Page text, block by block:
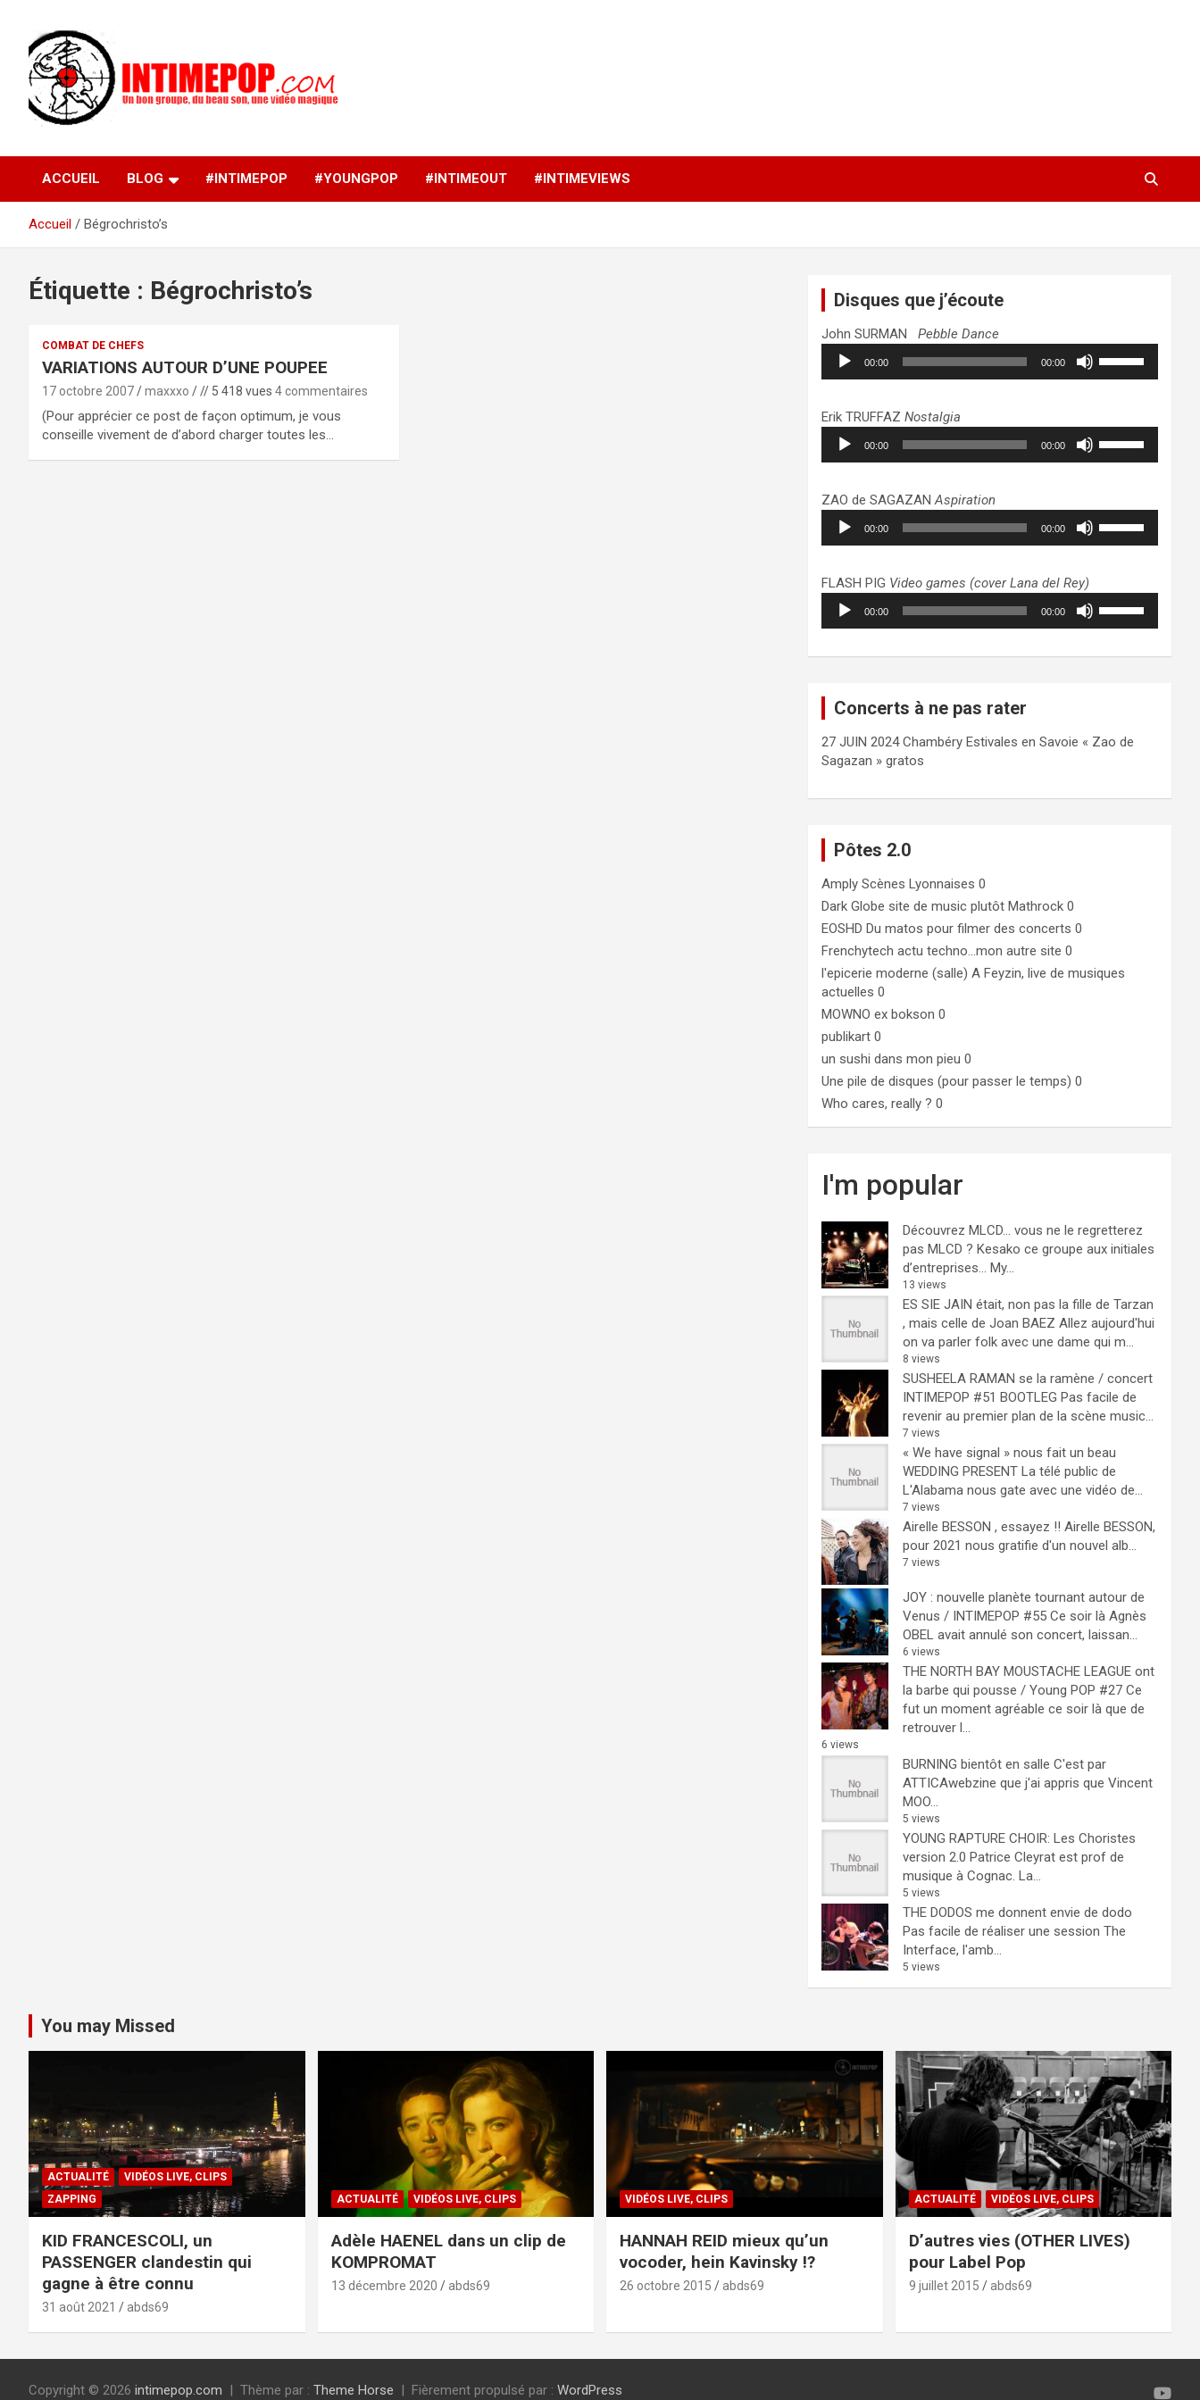
contenu
intimepop.com
musiques actuelles pop rock, post-rock, indé sur Lyon. rock pop
concert lyon
ACCUEIL BLOG #INTIMEPOP #YOUNGPOP #INTIMEOUT #INTIMEVIEWS
Accueil Bégrochristo’s
Étiquette : Bégrochristo’s
COMBAT DE CHEFS
VARIATIONS AUTOUR D’UNE POUPEE
17 octobre 2007 maxxxo // 5 418 vues 4 commentaires
(Pour apprécier ce post de façon optimum, je vous
conseille vivement de d’abord charger toutes les…
Disques que j’écoute
John SURMANPebble Dance
Lecteur
audio
00:00 00:00
pour
augmenter
ou
volume.
Erik TRUFFAZNostalgia
Lecteur
audio
00:00 00:00
pour
augmenter
ou
volume.
ZAO de SAGAZANAspiration
Lecteur
audio
00:00 00:00
pour
augmenter
ou
FLASH PIG Video games (cover Lana del Rey)
Lecteur
audio
00:00 00:00
haut/bas
le
Concerts à ne pas rater
27 JUIN 2024 Chambéry Estivales en Savoie « Zao de
Sagazan » gratos
Pôtes 2.0
Amply Scènes Lyonnaises 0
Dark Globe site de music plutôt Mathrock 0
EOSHD Du matos pour filmer des concerts 0
Frenchytech actu techno…mon autre site 0
l'epicerie moderne (salle) A Feyzin, live de musiques
actuelles 0
MOWNO ex bokson 0
publikart 0
un sushi dans mon pieu 0
Une pile de disques (pour passer le temps) 0
Who cares, really ? 0
I'm popular
Découvrez MLCD… vous ne le regretterez
pas MLCD ? Kesako ce groupe aux initiales
d’entreprises… My...
13 views
ES SIE JAIN était, non pas la fille de Tarzan
, mais celle de Joan BAEZ Allez aujourd'hui
on va parler folk avec une dame qui m...
8 views
SUSHEELA RAMAN se la ramène / concert
INTIMEPOP #51 BOOTLEG Pas facile de
revenir au premier plan de la scène music...
7 views
« We have signal » nous fait un beau
WEDDING PRESENT La télé public de
L'Alabama nous gate avec une vidéo de...
7 views
Airelle BESSON , essayez !! Airelle BESSON,
pour 2021 nous gratifie d'un nouvel alb...
7 views
JOY : nouvelle planète tournant autour de
Venus / INTIMEPOP #55 Ce soir là Agnès
OBEL avait annulé son concert, laissan...
6 views
THE NORTH BAY MOUSTACHE LEAGUE ont
la barbe qui pousse / Young POP #27 Ce
fut un moment agréable ce soir là que de
retrouver l...
6 views
BURNING bientôt en salle C'est par
ATTICAwebzine que j'ai appris que Vincent
MOO...
5 views
YOUNG RAPTURE CHOIR: Les Choristes
version 2.0 Patrice Cleyrat est prof de
musique à Cognac. La...
5 views
THE DODOS me donnent envie de dodo
Pas facile de réaliser une session The
Interface, l'amb...
5 views
You may Missed
ACTUALITÉ
VIDÉOS LIVE, CLIPS
ZAPPING
KID FRANCESCOLI, un
PASSENGER clandestin qui
gagne à être connu
31 août 2021 abds69
ACTUALITÉ VIDÉOS LIVE, CLIPS
Adèle HAENEL dans un clip de
KOMPROMAT
13 décembre 2020 abds69
VIDÉOS LIVE, CLIPS
HANNAH REID mieux qu’un
vocoder, hein Kavinsky !?
26 octobre 2015 abds69
ACTUALITÉ VIDÉOS LIVE, CLIPS
D’autres vies (OTHER LIVES)
pour Label Pop
9 juillet 2015 abds69
Copyright © 2026 intimepop.com Thème par : Theme Horse Fièrement propulsé par : WordPress